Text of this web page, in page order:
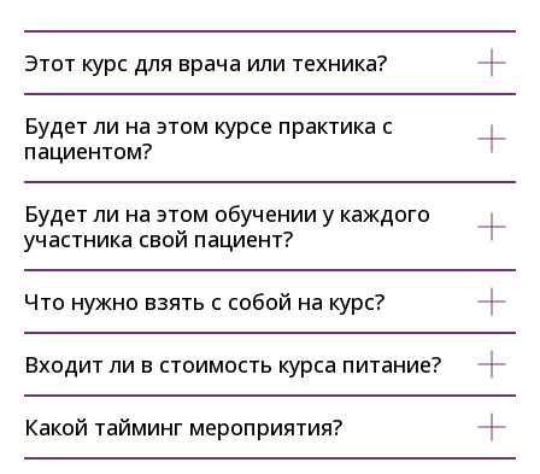
Этот курс для врача или техника?
Будет ли на этом курсе практика с
пациентом?
Будет ли на этом обучении у каждого
участника свой пациент?
Что нужно взять с собой на курс?
Входит ли в стоимость курса питание?
Какой тайминг мероприятия?